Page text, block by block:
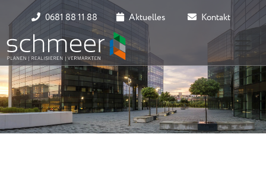
0681 88 11 88 Aktuelles Kontakt